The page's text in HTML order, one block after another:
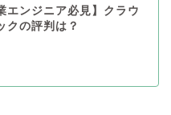
エンジニア必見】クラウ
クの評判は？